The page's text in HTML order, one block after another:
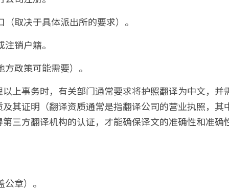
取决于具体派出所的要求）。
销户籍。
政策可能需要）。
上事务时，有关部门通常要求将护照翻译为中文，并
其证明（翻译资质通常是指翻译公司的营业执照，其
三方翻译机构的认证，才能确保译文的准确性和准确
章）。